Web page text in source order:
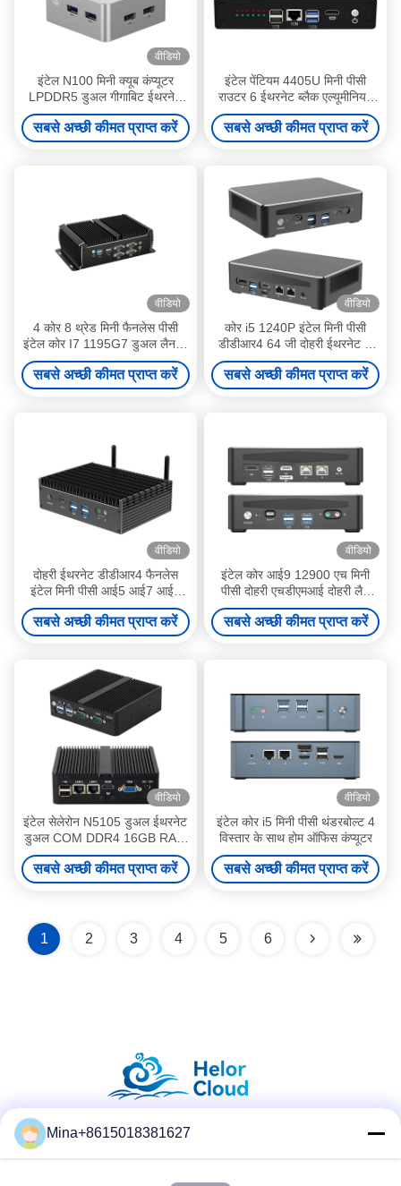
वीडियो
इंटेल N100 मिनी क्यूब कंप्यूटर
LPDDR5 डुअल गीगाबिट ईथरनेट
RJ45 मिनी पीसी होम के लिए
सबसे अच्छी कीमत प्राप्त करें
इंटेल पेंटियम 4405U मिनी पीसी
राउटर 6 ईथरनेट ब्लैक एल्यूमीनियम
चेसिस के साथ
सबसे अच्छी कीमत प्राप्त करें
वीडियो
4 कोर 8 थ्रेड मिनी फैनलेस पीसी
इंटेल कोर I7 1195G7 डुअल लैन के
साथ 6COM DDR4
सबसे अच्छी कीमत प्राप्त करें
वीडियो
कोर i5 1240P इंटेल मिनी पीसी
डीडीआर4 64 जी दोहरी ईथरनेट के
साथ दोहरी एचडीएमआई होम ऑफिस के
लिए
सबसे अच्छी कीमत प्राप्त करें
वीडियो
दोहरी ईथरनेट डीडीआर4 फैनलेस
इंटेल मिनी पीसी आई5 आई7 आई9
12 वीं पीढ़ी
सबसे अच्छी कीमत प्राप्त करें
वीडियो
इंटेल कोर आई9 12900 एच मिनी
पीसी दोहरी एचडीएमआई दोहरी लैन
और डीडीआर 4 64 जी के साथ
सबसे अच्छी कीमत प्राप्त करें
वीडियो
इंटेल सेलेरोन N5105 डुअल ईथरनेट
डुअल COM DDR4 16GB RAM
इंडस्ट्रियल पीसी
सबसे अच्छी कीमत प्राप्त करें
वीडियो
इंटेल कोर i5 मिनी पीसी थंडरबोल्ट 4
विस्तार के साथ होम ऑफिस कंप्यूटर
सबसे अच्छी कीमत प्राप्त करें
1 2 3 4 5 6
Mina+8615018381627